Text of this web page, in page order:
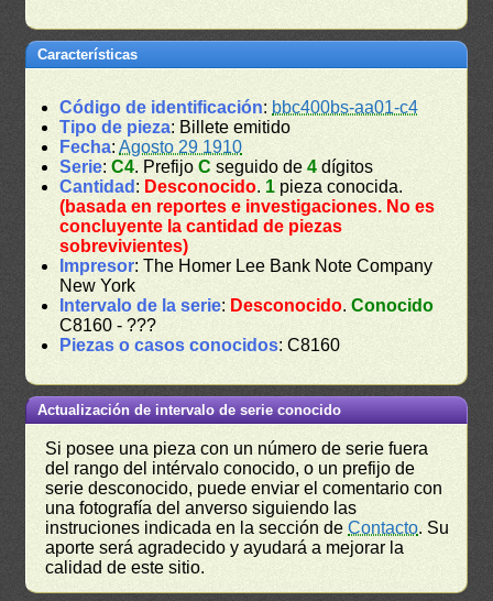
Características
Código de identificación: bbc400bs-aa01-c4
Tipo de pieza: Billete emitido
Fecha:Agosto 29 1910
Serie:C4. PrefijoC seguido de4 dígitos
Cantidad : Desconocido. 1 pieza conocida.
(basada en reportes e investigaciones. No es
concluyente la cantidad de piezas
sobrevivientes)
Impresor: The Homer Lee Bank Note Company
New York
Intervalo de la serie: Desconocido.Conocido
C8160 - ???
Piezas o casos conocidos: C8160
Actualización de intervalo de serie conocido
Si posee una pieza con un número de serie fuera
del rango del intérvalo conocido, o un prefijo de
serie desconocido, puede enviar el comentario con
una fotografía del anverso siguiendo las
instruciones indicada en la sección deContacto. Su
aporte será agradecido y ayudará a mejorar la
calidad de este sitio.